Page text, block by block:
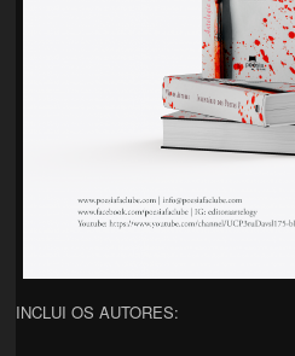
INCLUI OS AUTORES: